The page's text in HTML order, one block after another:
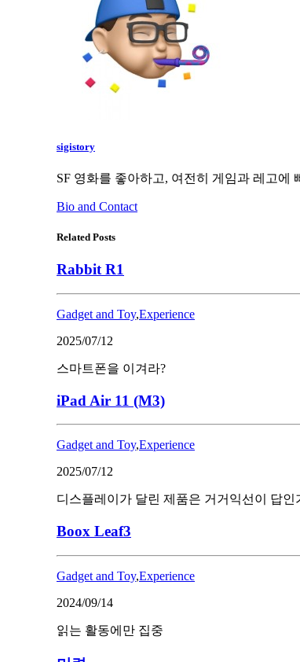
sigistory
SF 영화를 좋아하고, 여전히 게임과 레고에
Bio and Contact
Related Posts
Rabbit R1
Gadget and Toy,Experience
2025/07/12
스마트폰을 이겨라?
iPad Air 11 (M3)
Gadget and Toy,Experience
2025/07/12
디스플레이가 달린 제품은 거거익선이 답인
Boox Leaf3
Gadget and Toy,Experience
2024/09/14
읽는 활동에만 집중